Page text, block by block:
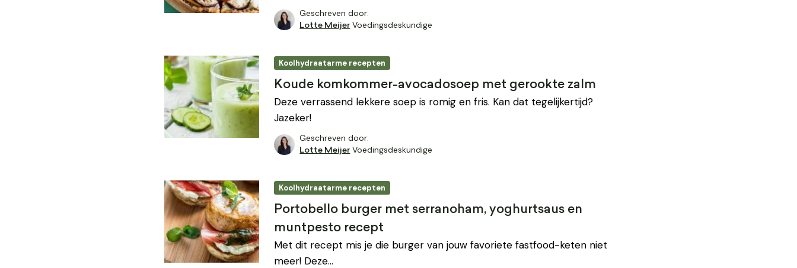
Geschreven door:
Lotte Meijer Voedingsdeskundige
Koolhydraatarme recepten
Koude komkommer-avocadosoep met gerookte zalm
Deze verrassend lekkere soep is romig en fris. Kan dat tegelijkertijd?
Jazeker!
Geschreven door:
Lotte Meijer Voedingsdeskundige
Koolhydraatarme recepten
Portobello burger met serranoham, yoghurtsaus en
muntpesto recept
Met dit recept mis je die burger van jouw favoriete fastfood-keten niet
meer! Deze…